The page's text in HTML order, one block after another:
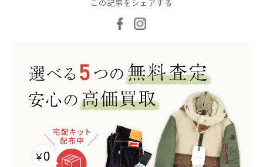
この記事をシェアする